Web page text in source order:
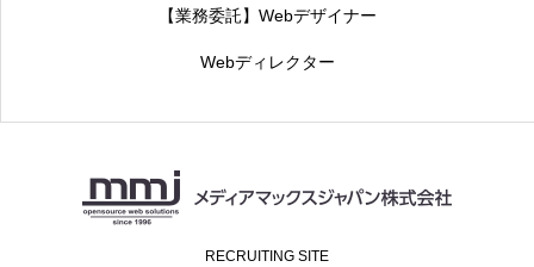
【業務委託】Webデザイナー
Webディレクター
RECRUITING SITE